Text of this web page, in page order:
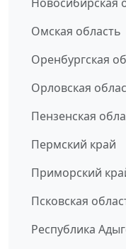
Омская область
Оренбургская
Орловская
Пензенская
Пермский край
Приморский
Псковская
Республика